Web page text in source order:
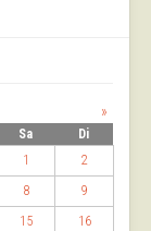
»
Sa
Di
1
2
8
9
15
16